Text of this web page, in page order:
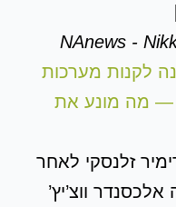
NAnews -
לקנות מערכות
— מה מונע את
2026 ולדימיר זלנסקי לאחר
ווצ’יץ’